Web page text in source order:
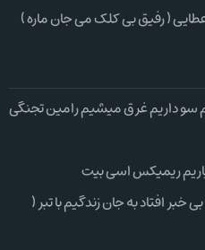
( رفیق بی کلک می جان ماره )
سو داریم غرق میشیم رامین تجنگی
یاریم ریمیکس اسی بیت
افتاد به جان زندگیم با تبر (